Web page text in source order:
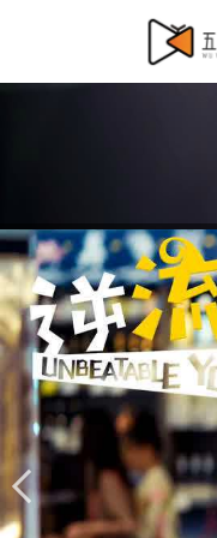
逆
专业
前期策划
前期策划
前期策划
前期策划